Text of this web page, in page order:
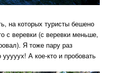
на которых туристы бешено
с веревки (с веревки меньше,
Я тоже пару раз
А кое-кто и пробовать